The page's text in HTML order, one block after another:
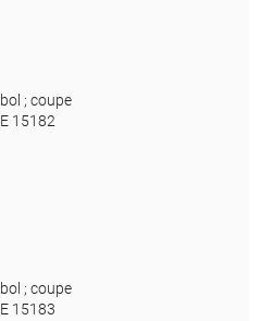
bol ; coupe
E 15182
bol ; coupe
E 15183